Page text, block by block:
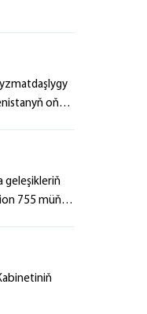
oňyn
geleşikleriň
755 müň